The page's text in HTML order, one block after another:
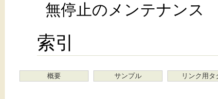
無停止のメンテナンス
索引
概要 サンプル リンク用タ